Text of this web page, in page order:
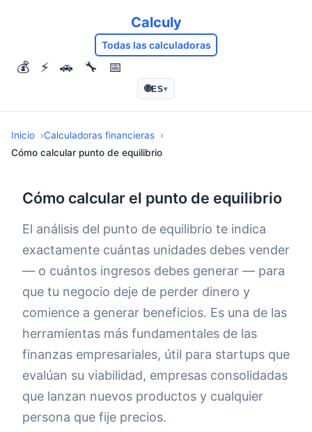
Calculy
Todas las calculadoras
💰 ⚡ 🚗 🔧 📅
🌐ES▾
Inicio
Calculadoras financieras
Cómo calcular punto de equilibrio
Cómo calcular el punto de equilibrio
El análisis del punto de equilibrio te indica
exactamente cuántas unidades debes vender
— o cuántos ingresos debes generar — para
que tu negocio deje de perder dinero y
comience a generar beneficios. Es una de las
herramientas más fundamentales de las
finanzas empresariales, útil para startups que
evalúan su viabilidad, empresas consolidadas
que lanzan nuevos productos y cualquier
persona que fije precios.